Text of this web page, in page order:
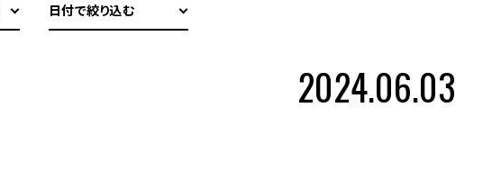
日付で絞り込む
2024.06.03